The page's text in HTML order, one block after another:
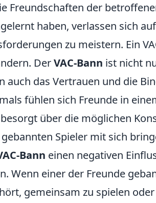
Freundschaften der
haben, verlassen sich
zu meistern. Ein
DerVAC-Bann ist nicht
auch das Vertrauen und die
fühlen sich Freunde in
über die möglichen
Spieler mit sich
Bann einen negativen
Wenn einer der Freunde
gemeinsam zu spielen